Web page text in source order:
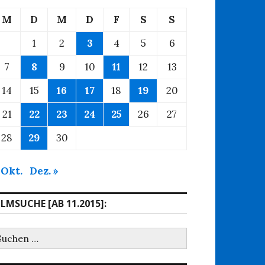
M D M D F S
S
1
2 3 4 5
6
7
8 9 10 11 12
13
14
15 16 17 18 19
20
21
22 23 24 25 26
27
28
29 30
Okt. Dez. »
[AB 11.2015]: